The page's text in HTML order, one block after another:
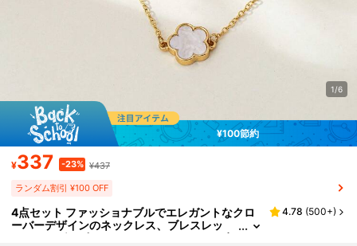
1/6
¥100節約
¥337 -23% ¥437
ランダム割引 ¥100 OFF
4点セット ファッショナブルでエレガントなクロ
ーバーデザインのネックレス、ブレスレッ
ト、リング、ピアスのジュエリーセット。女
4.78 (500+)